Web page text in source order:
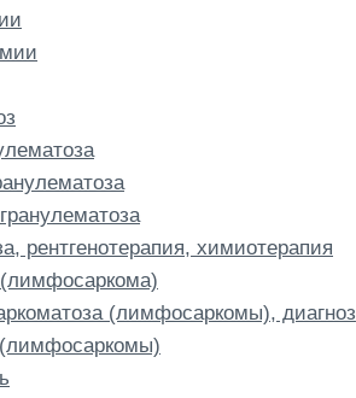
рентгенотерапия, химиотерапия
(лимфосаркомы), диагноз